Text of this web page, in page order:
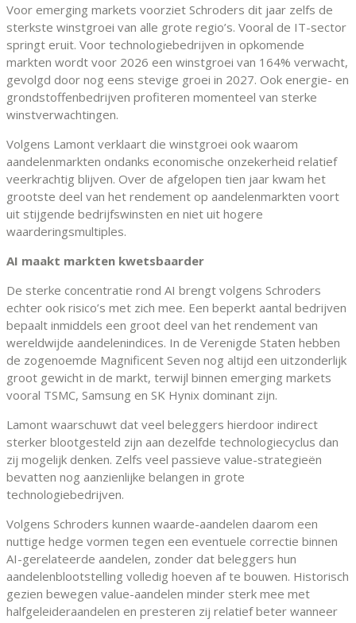
Voor emerging markets voorziet Schroders dit jaar zelfs de
sterkste winstgroei van alle grote regio’s. Vooral de IT-sector
springt eruit. Voor technologiebedrijven in opkomende
markten wordt voor 2026 een winstgroei van 164% verwacht,
gevolgd door nog eens stevige groei in 2027. Ook energie- en
grondstoffenbedrijven profiteren momenteel van sterke
winstverwachtingen.
Volgens Lamont verklaart die winstgroei ook waarom
aandelenmarkten ondanks economische onzekerheid relatief
veerkrachtig blijven. Over de afgelopen tien jaar kwam het
grootste deel van het rendement op aandelenmarkten voort
uit stijgende bedrijfswinsten en niet uit hogere
waarderingsmultiples.
AI maakt markten kwetsbaarder
De sterke concentratie rond AI brengt volgens Schroders
echter ook risico’s met zich mee. Een beperkt aantal bedrijven
bepaalt inmiddels een groot deel van het rendement van
wereldwijde aandelenindices. In de Verenigde Staten hebben
de zogenoemde Magnificent Seven nog altijd een uitzonderlijk
groot gewicht in de markt, terwijl binnen emerging markets
vooral TSMC, Samsung en SK Hynix dominant zijn.
Lamont waarschuwt dat veel beleggers hierdoor indirect
sterker blootgesteld zijn aan dezelfde technologiecyclus dan
zij mogelijk denken. Zelfs veel passieve value-strategieën
bevatten nog aanzienlijke belangen in grote
technologiebedrijven.
Volgens Schroders kunnen waarde-aandelen daarom een
nuttige hedge vormen tegen een eventuele correctie binnen
AI-gerelateerde aandelen, zonder dat beleggers hun
aandelenblootstelling volledig hoeven af te bouwen. Historisch
gezien bewegen value-aandelen minder sterk mee met
halfgeleideraandelen en presteren zij relatief beter wanneer